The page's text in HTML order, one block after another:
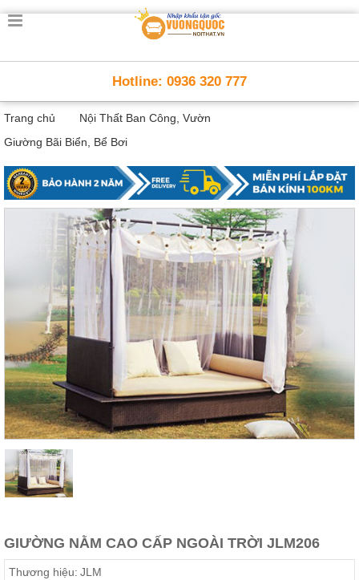
Trang
Thông
Minh
Nội
thất
minh
Nội
sách
Nội
Thất
Phòng
Khách
Sofa,
tủ
trà...
Nội
Phòng
Giường
Hotline: 0936 320 777
Trang chủ
Nội Thất Ban Công, Vườn
Giường Bãi Biển, Bể Bơi
GIƯỜNG NẰM CAO CẤP NGOÀI TRỜI JLM206
Thương hiệu: JLM